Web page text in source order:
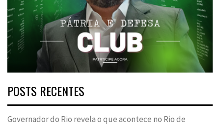
POSTS RECENTES
Governador do Rio revela o que acontece no Rio de